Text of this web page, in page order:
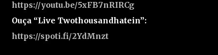
https://youtu.be/5xFB7nRIRCg
Ouça “Live Twothousandhatein”:
https://spoti.fi/2YdMnzt